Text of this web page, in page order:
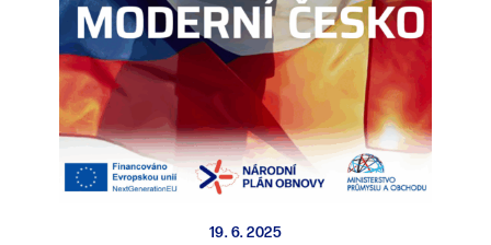
19. 6. 2025